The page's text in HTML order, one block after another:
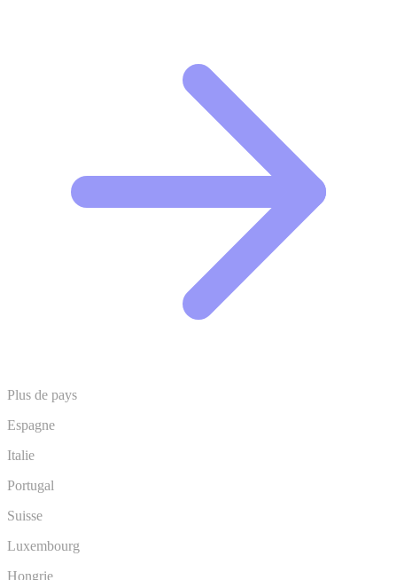
Plus de pays
Espagne
Italie
Portugal
Suisse
Luxembourg
Hongrie